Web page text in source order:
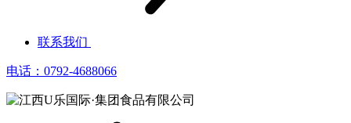
联系我们
电话：0792-4688066